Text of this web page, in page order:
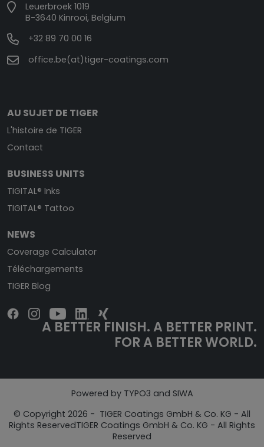
Leuerbroek 1019
B-3640 Kinrooi, Belgium
+32 89 70 00 16
office.be(at)tiger-coatings.com
AU SUJET DE TIGER
L'histoire de TIGER
Contact
BUSINESS UNITS
TIGITAL® Inks
TIGITAL® Tattoo
NEWS
Coverage Calculator
Téléchargements
TIGER Blog
A BETTER FINISH. A BETTER PRINT.
FOR A BETTER WORLD.
Powered by TYPO3 and SIWA
© Copyright 2026 - TIGER Coatings GmbH & Co. KG - All
Rights ReservedTIGER Coatings GmbH & Co. KG - All Rights
Reserved